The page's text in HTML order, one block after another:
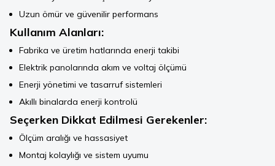
Uzun ömür ve güvenilir performans
Kullanım Alanları:
Fabrika ve üretim hatlarında enerji takibi
Elektrik panolarında akım ve voltaj ölçümü
Enerji yönetimi ve tasarruf sistemleri
Akıllı binalarda enerji kontrolü
Seçerken Dikkat Edilmesi Gerekenler:
Ölçüm aralığı ve hassasiyet
Montaj kolaylığı ve sistem uyumu